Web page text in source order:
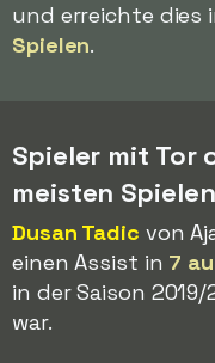
und erreichte dies
Spielen.
Spieler mit Tor
meisten
Dusan Tadic von
einen Assist in 7
in der Saison
war.